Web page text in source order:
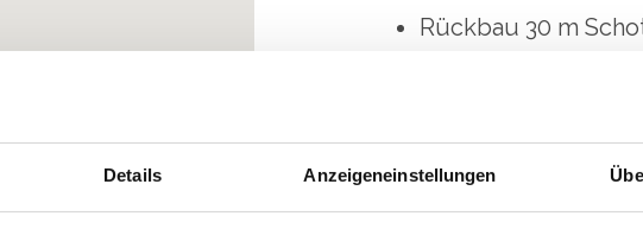
Details Anzeigeneinstellungen
Rückbau 30 m
Neubau 30 m
einbetoniert inkl.
Einbringen 50 m3